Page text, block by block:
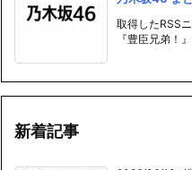
取得したRSS
『豊臣兄弟！
新着記事
2026/06/12